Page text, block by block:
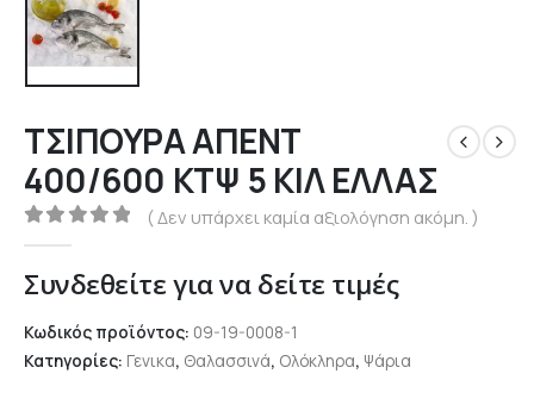
ΤΣΙΠΟΥΡΑ ΑΠΕΝΤ
400/600 ΚΤΨ 5 ΚΙΛ ΕΛΛΑΣ
0out of 5
( Δεν υπάρχει καμία αξιολόγηση ακόμη. )
Συνδεθείτε για να δείτε τιμές
Κωδικός προϊόντος: 09-19-0008-1
Κατηγορίες: Γενικα, Θαλασσινά, Ολόκληρα, Ψάρια